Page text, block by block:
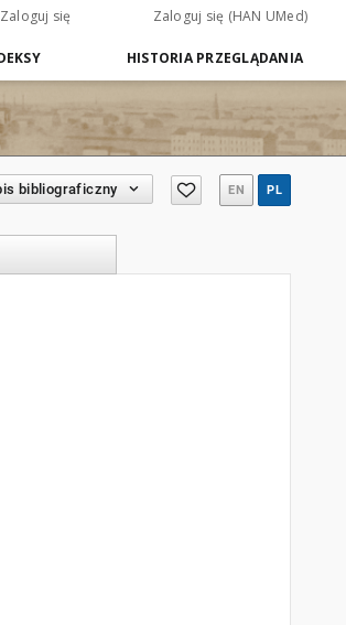
Zaloguj się Zaloguj się (HAN UMed)
HISTORIA PRZEGLĄDANIA
bibliograficzny EN PL